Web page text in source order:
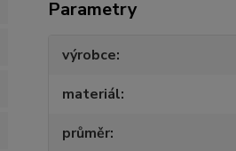
Parametry
výrobce
materiál
průměr